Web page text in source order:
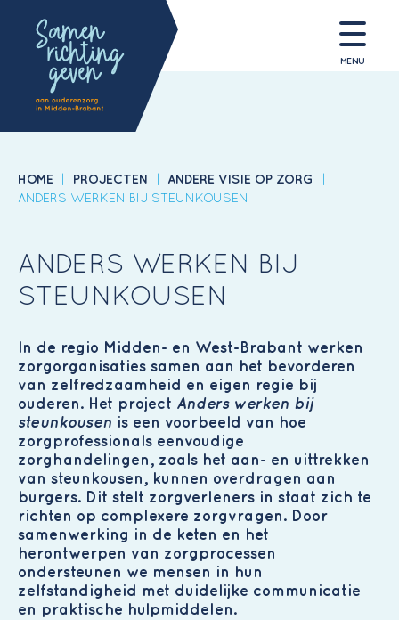
MENU
HOME | PROJECTEN | ANDERE VISIE OP ZORG
|
ANDERS WERKEN BIJ STEUNKOUSEN
ANDERS WERKEN BIJ
STEUNKOUSEN
In de regio Midden- en West-Brabant werken
zorgorganisaties samen aan het bevorderen
van zelfredzaamheid en eigen regie bij
ouderen. Het project Anders werken bij
steunkousen is een voorbeeld van hoe
zorgprofessionals eenvoudige
zorghandelingen, zoals het aan- en uittrekken
van steunkousen, kunnen overdragen aan
burgers. Dit stelt zorgverleners in staat zich te
richten op complexere zorgvragen. Door
samenwerking in de keten en het
herontwerpen van zorgprocessen
ondersteunen we mensen in hun
zelfstandigheid met duidelijke communicatie
en praktische hulpmiddelen.